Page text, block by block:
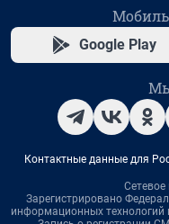
Google Play
Контактные данные для
Сетевое
Зарегистрировано
информационных